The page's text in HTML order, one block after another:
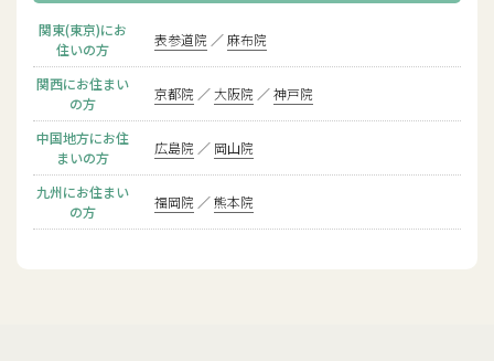
関東(東京)にお
住いの方
表参道院 麻布院
関西にお住まい
の方
京都院 大阪院 神戸院
中国地方にお住
まいの方
広島院 岡山院
九州にお住まい
の方
福岡院 熊本院